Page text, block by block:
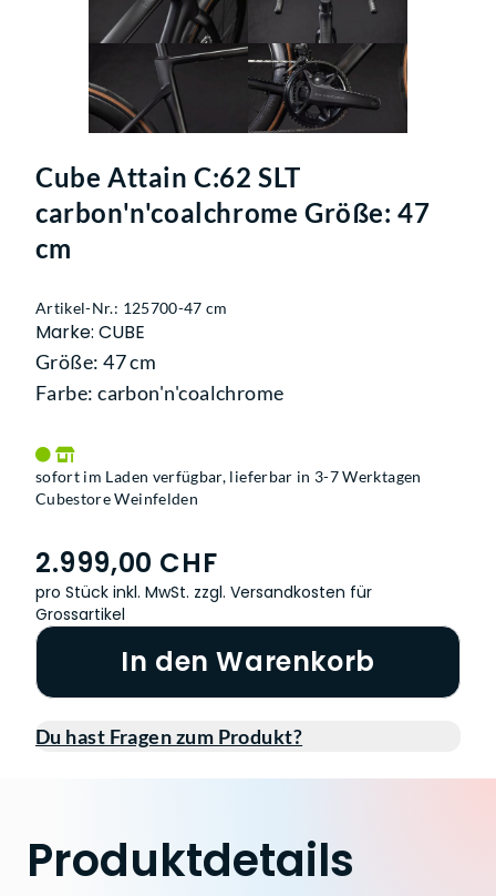
Cube Attain C:62 SLT
carbon'n'coalchrome Größe: 47
cm
Artikel-Nr.: 125700-47 cm
Marke: CUBE
Größe: 47 cm
Farbe: carbon'n'coalchrome
sofort im Laden verfügbar, lieferbar in 3-7 Werktagen
Cubestore Weinfelden
2.999,00 CHF
pro Stück inkl. MwSt. zzgl. Versandkosten für
Grossartikel
In den Warenkorb
Du hast Fragen zum Produkt?
Produktdetails